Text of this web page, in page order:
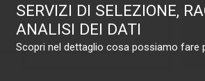
SERVIZI DI SELEZIONE,
ANALISI DEI DATI
Scopri nel dettaglio cosa possiamo fare